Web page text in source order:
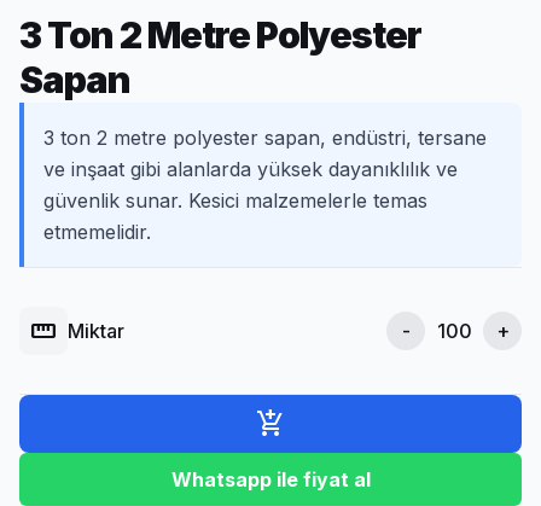
3 Ton 2 Metre Polyester
Sapan
3 ton 2 metre polyester sapan, endüstri, tersane
ve inşaat gibi alanlarda yüksek dayanıklılık ve
güvenlik sunar. Kesici malzemelerle temas
etmemelidir.
straighten Miktar - +
add_shopping_cart
Whatsapp ile fiyat al